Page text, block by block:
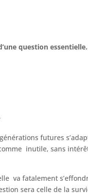
question essentielle.
futures
inutile, sans
va fatalement
sera celle de la